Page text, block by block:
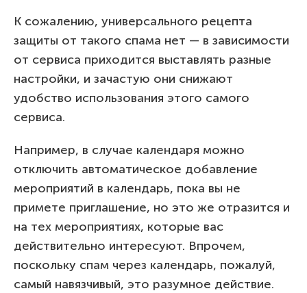
К сожалению, универсального рецепта
защиты от такого спама нет — в зависимости
от сервиса приходится выставлять разные
настройки, и зачастую они снижают
удобство использования этого самого
сервиса.
Например, в случае календаря можно
отключить автоматическое добавление
мероприятий в календарь, пока вы не
примете приглашение, но это же отразится и
на тех мероприятиях, которые вас
действительно интересуют. Впрочем,
поскольку спам через календарь, пожалуй,
самый навязчивый, это разумное действие.